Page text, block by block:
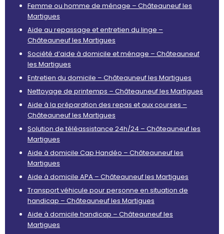
Femme ou homme de ménage – Châteauneuf les
Martigues
Aide au repassage et entretien du linge –
Châteauneuf les Martigues
Société d’aide à domicile et ménage – Châteauneuf
les Martigues
Entretien du domicile – Châteauneuf les Martigues
Nettoyage de printemps – Châteauneuf les Martigues
Aide à la préparation des repas et aux courses –
Châteauneuf les Martigues
Solution de téléassistance 24h/24 – Châteauneuf les
Martigues
Aide à domicile Cap Handéo – Châteauneuf les
Martigues
Aide à domicile APA – Châteauneuf les Martigues
Transport véhicule pour personne en situation de
handicap – Châteauneuf les Martigues
Aide à domicile handicap – Châteauneuf les
Martigues